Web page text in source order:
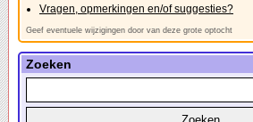
Vragen, opmerkingen en/of suggesties?
Geef eventuele wijzigingen door van deze grote optocht
Zoeken